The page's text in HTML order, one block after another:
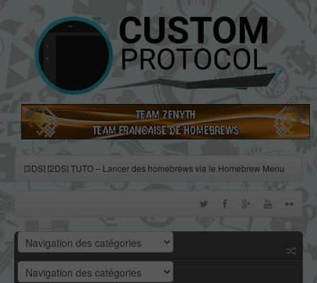
[3DS] [2DS] TUTO – Lancer des homebrews via le Homebrew Menu
[3DS] [2DS] TUTO - Utiliser l’exploit BannerBomb3 pour obtenir un
[3DS] [2DS] TUTO – Obtenir sa clé « movable.sed » de chiffrage
DSiWare via Seedminer
[Vita] Firmware 3.71 : et un nouveau firmware inutile, un !